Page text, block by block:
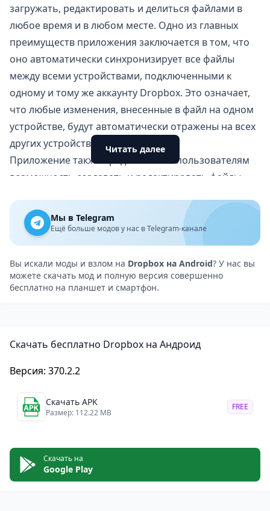
загружать, редактировать и делиться файлами в
любое время и в любом месте. Одно из главных
преимуществ приложения заключается в том, что
оно автоматически синхронизирует все файлы
между всеми устройствами, подключенными к
одному и тому же аккаунту Dropbox. Это означает,
что любые изменения, внесенные в файл на одном
устройстве, будут автоматически отражены на всех
других устройствах.
Приложение также предоставляет пользователям
возможность создавать и редактировать файлы
электронные таблицы Excel и презентации
PowerPoint, непосредственно в приложении. Это
очень удобно для тех, кто часто работает с
документами на мобильном устройстве.
Еще одной полезной функцией приложения
является возможность сохранять фото и видео с
устройстве и сохранить ценные воспоминания в
Кроме того, приложение предоставляет
пользователям доступ к функции совместного
использования файлов, которая позволяет легко
членами семьи. Пользователи могут отправлять
ссылки на файлы или папки, а также предоставлять
другим пользователям разрешение на
Читать далее
Мы в Telegram
Ещё больше модов у нас в Telegram-канале
Вы искали моды и взлом на Dropbox на Android? У нас вы
можете скачать мод и полную версия совершенно
бесплатно на планшет и смартфон.
Скачать бесплатно Dropbox на Андроид
Версия: 370.2.2
Скачать APK
Размер: 112.22 MB
FREE
Скачать на
Google Play